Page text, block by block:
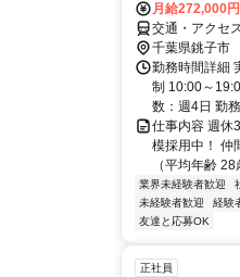
月給272,000
交通・アクセ
千葉県銚子市
勤務時間詳細
制 10:00～
数：週4日 勤
仕事内容 週休
模採用中！ 仲
（平均年齢
業界未経験者歓迎
未経験者歓迎
経験
友達と応募OK
正社員